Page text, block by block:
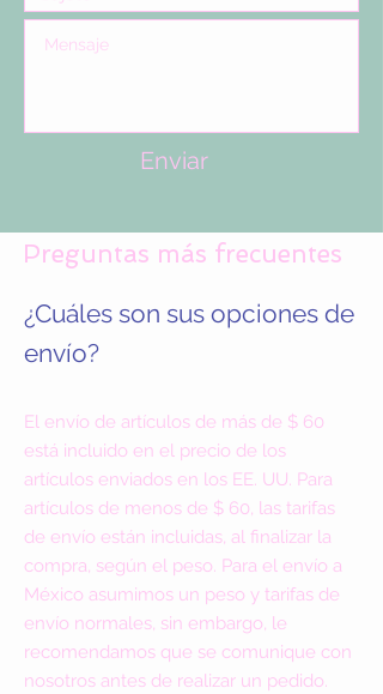
Enviar
Preguntas más frecuentes
¿Cuáles son sus opciones de
envío?
El envío de artículos de más de $ 60
está incluido en el precio de los
artículos enviados en los EE. UU. Para
artículos de menos de $ 60, las tarifas
de envío están incluidas, al finalizar la
compra, según el peso. Para el envío a
México asumimos un peso y tarifas de
envío normales, sin embargo, le
recomendamos que se comunique con
nosotros antes de realizar un pedido.